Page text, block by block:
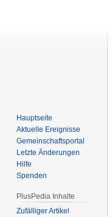
Hauptseite
Aktuelle Ereignisse
Gemeinschafts­portal
Letzte Änderungen
Hilfe
Spenden
PlusPedia Inhalte
Zufälliger Artikel